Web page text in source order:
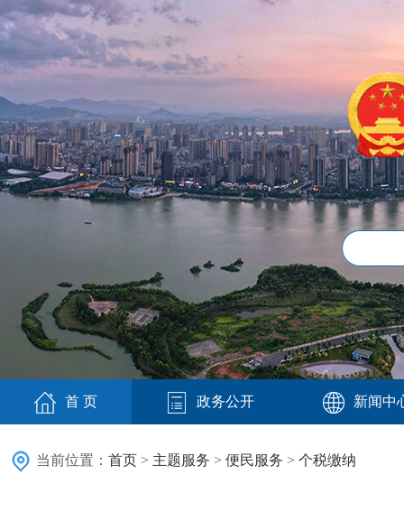
首 页 政务公开 新闻中
当前位置： 首页 > 主题服务 > 便民服务 > 个税缴纳